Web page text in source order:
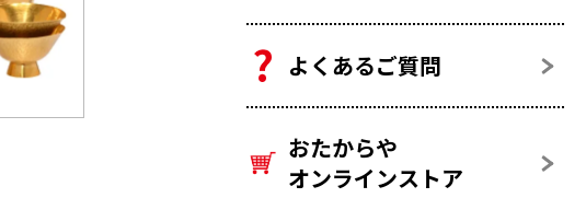
よくあるご質問
おたからや
オンラインストア